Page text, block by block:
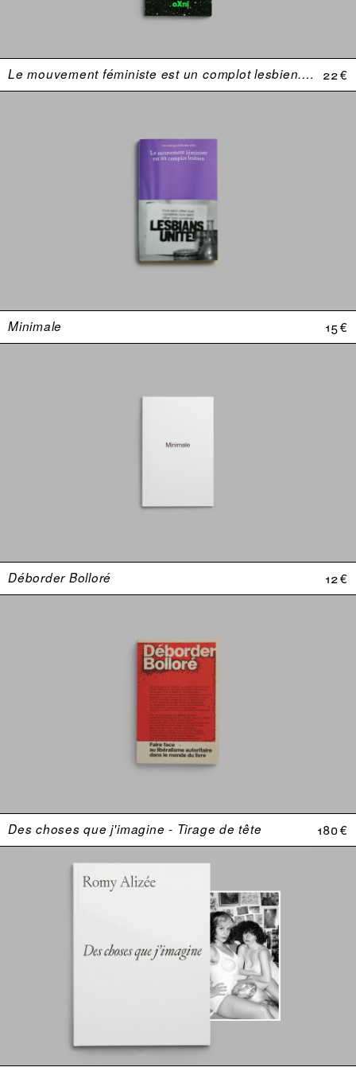
Le mouvement féministe est un complot lesbien. Une anthologie (USA 1969–1974) 22 €
Minimale 15 €
Déborder Bolloré 12 €
Des choses que j'imagine - Tirage de tête 180 €